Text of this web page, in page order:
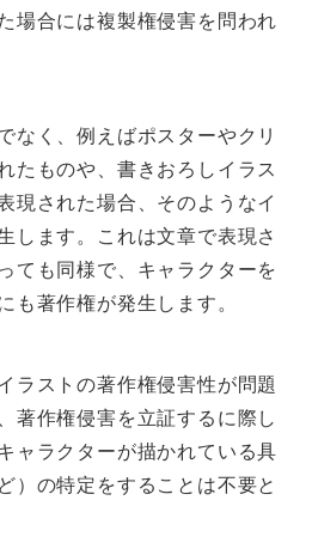
場合には複製権侵害を問われ
なく、例えばポスターやクリ
たものや、書きおろしイラス
現された場合、そのようなイ
します。これは文章で表現さ
ても同様で、キャラクターを
も著作権が発生します。
ラストの著作権侵害性が問題
著作権侵害を立証するに際し
ャラクターが描かれている具
）の特定をすることは不要と